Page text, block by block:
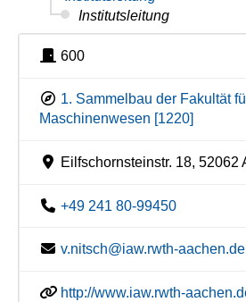
Institutsleitung
600
1. Sammelbau der Fakultät
Maschinenwesen [1220]
Eilfschornsteinstr. 18, 52062
+49 241 80-99450
v.nitsch@iaw.rwth-aachen.de
http://www.iaw.rwth-